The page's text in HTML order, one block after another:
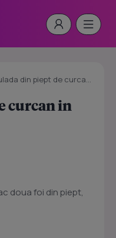
din piept de curcan in crusta de mustar
curcan in
doua foi din piept,